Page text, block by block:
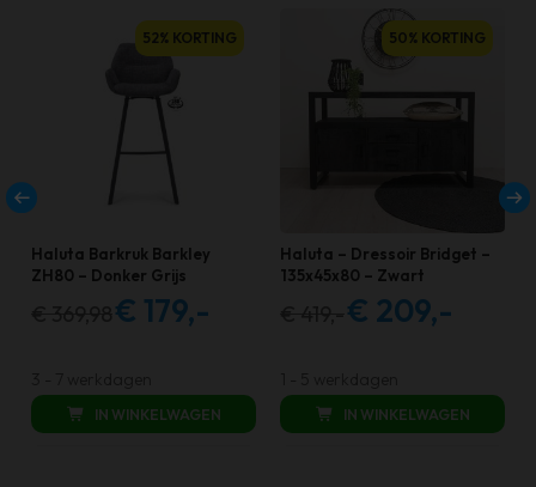
Haluta Barkruk Barkley
ZH80 – Donker Grijs
Oorspronkelijke
€ 179,-
€ 179,00.
52% KORTING
IN WINKELWAGEN
Haluta – Dressoir Bridget –
135x45x80 – Zwart
Oorspronkelijke
€ 209,-
€ 209,00.
50% KORTING
IN WINKELWAGEN